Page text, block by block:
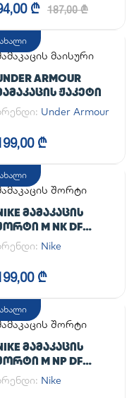
₾ 187,00 ₾
ახალი
მაისური
ARMOUR
ᲟᲐᲙᲔᲢᲘ
Under Armour
₾
ახალი
შორტი
ᲛᲐᲛᲐᲙᲐᲪᲘᲡ
M NK DF
WVN 7IN
Nike
₾
ახალი
შორტი
ᲛᲐᲛᲐᲙᲐᲪᲘᲡ
M NP DF
SHORT
Nike